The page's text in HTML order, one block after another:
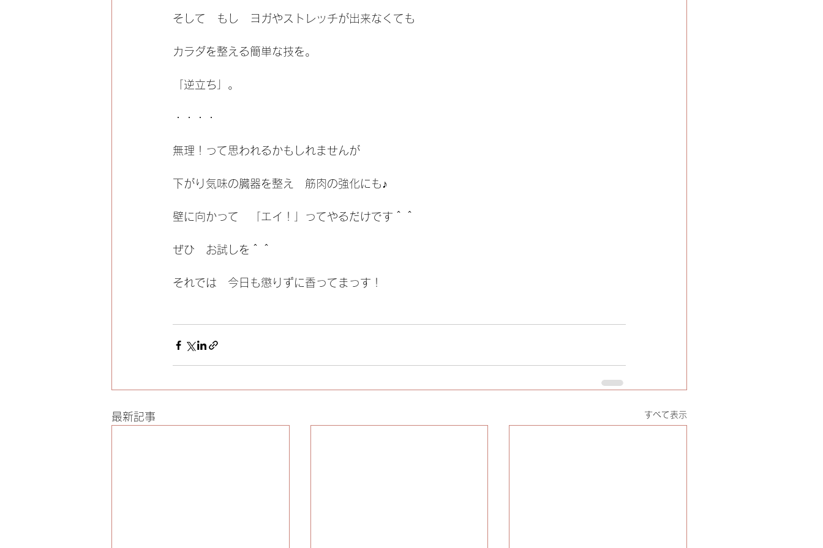
そして　もし　ヨガやストレッチが出来なくても
カラダを整える簡単な技を。
「逆立ち」。
・・・・
無理！って思われるかもしれませんが
下がり気味の臓器を整え　筋肉の強化にも♪
壁に向かって　「エイ！」ってやるだけです＾＾
ぜひ　お試しを＾＾
それでは　今日も懲りずに香ってまっす！
最新記事 すべて表示